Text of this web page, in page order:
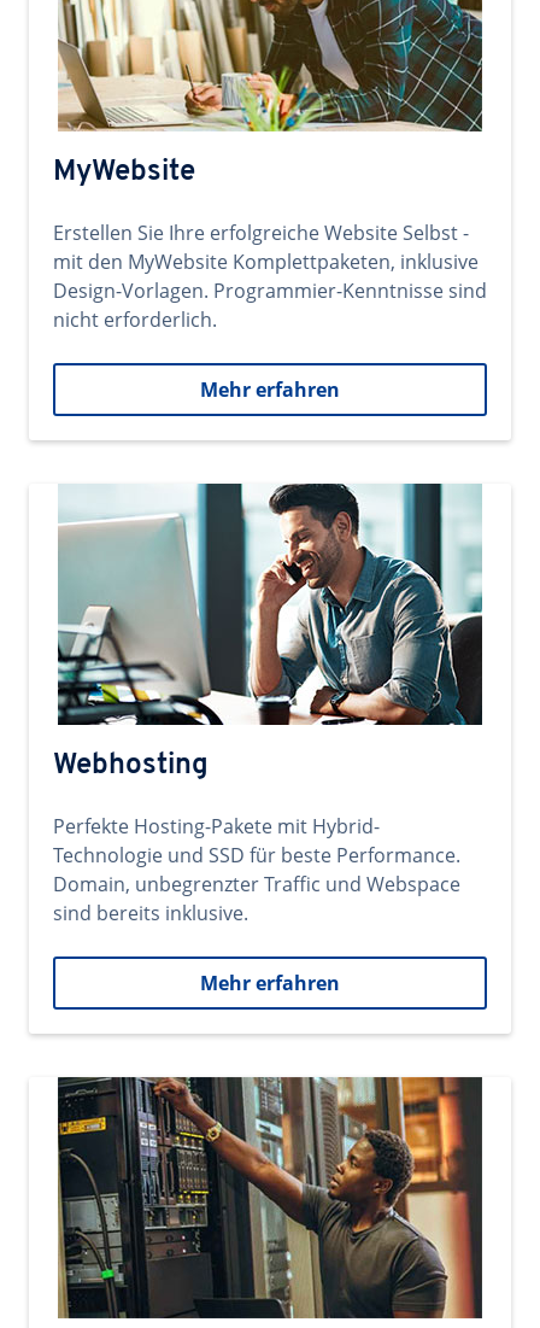
MyWebsite
Erstellen Sie Ihre erfolgreiche Website Selbst -
mit den MyWebsite Komplettpaketen, inklusive
Design-Vorlagen. Programmier-Kenntnisse sind
nicht erforderlich.
Mehr erfahren
Webhosting
Perfekte Hosting-Pakete mit Hybrid-
Technologie und SSD für beste Performance.
Domain, unbegrenzter Traffic und Webspace
sind bereits inklusive.
Mehr erfahren